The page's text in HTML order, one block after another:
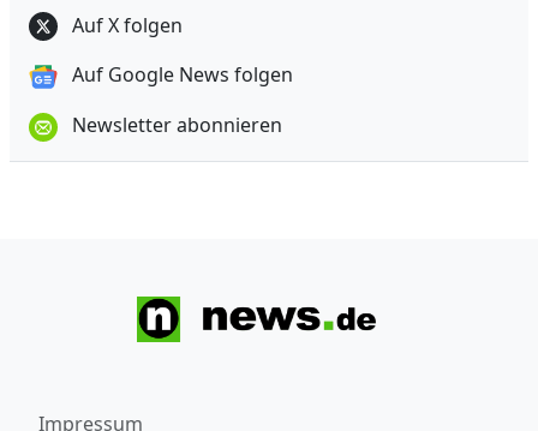
Auf X folgen
Auf Google News folgen
Newsletter abonnieren
Impressum